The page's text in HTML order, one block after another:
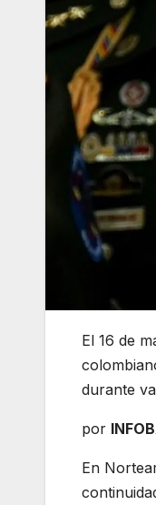
El 16 de
durante
por
En